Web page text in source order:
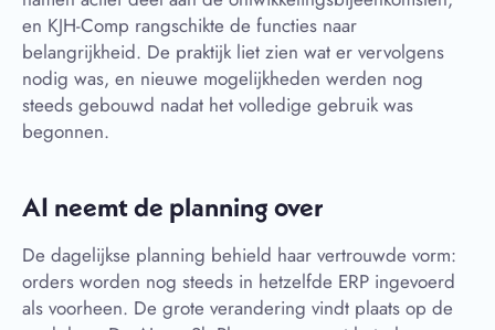
en KJH-Comp rangschikte de functies naar
belangrijkheid. De praktijk liet zien wat er vervolgens
nodig was, en nieuwe mogelijkheden werden nog
steeds gebouwd nadat het volledige gebruik was
begonnen.
AI neemt de planning over
De dagelijkse planning behield haar vertrouwde vorm:
orders worden nog steeds in hetzelfde ERP ingevoerd
als voorheen. De grote verandering vindt plaats op de